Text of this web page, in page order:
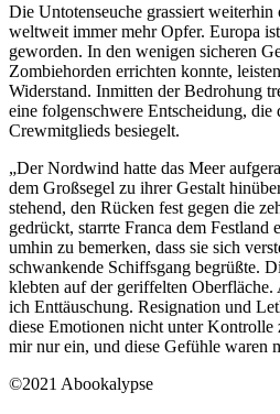
Die Untotenseuche grassiert
weltweit immer mehr Opfer. Europa
geworden. In den wenigen sicheren
Zombiehorden errichten konnte,
Widerstand. Inmitten der Bedrohung
eine folgenschwere Entscheidung, die
Crewmitglieds besiegelt.
„Der Nordwind hatte das Meer
dem Großsegel zu ihrer Gestalt
stehend, den Rücken fest gegen die
gedrückt, starrte Franca dem Festland
umhin zu bemerken, dass sie sich
schwankende Schiffsgang begrüßte.
klebten auf der geriffelten
ich Enttäuschung. Resignation und
diese Emotionen nicht unter Kontrolle
mir nur ein, und diese Gefühle waren
©2021 Abookalypse